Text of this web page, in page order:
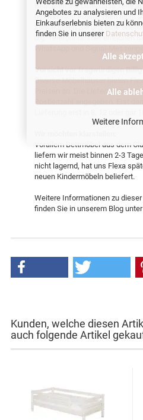
Angebotes zu analysieren und
Einkaufserlebnis bieten zu
finden Sie in unserer
Alle
Alle
Weitere
Beachten Sie bitte, dass Teile
mit wenigen Ausnahmen nicht
kontaktieren Sie uns bitte
o.g. Telefonnummer erreichen
Vorsicht vor fragwürdigen
Diverse Möbelhäuser bieten
Preisen an. Die Lieferzeiten
Postleitzahl angegeben. Erst
Vorallem Bettmöbel aus dem
liefern wir meist binnen 2-3
nicht lagernd, hat uns Flexa
neuen Kindermöbeln beliefert.
Weitere Informationen zu
finden Sie in unserem Blog unter
Kunden, welche diesen
auch folgende Artikel